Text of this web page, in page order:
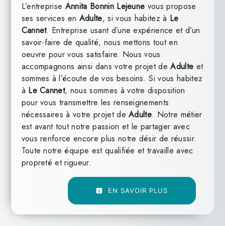
L’entreprise Annita Bonnin Lejeune vous propose
ses services en Adulte, si vous habitez à Le
Cannet. Entreprise usant d’une expérience et d’un
savoir-faire de qualité, nous mettons tout en
oeuvre pour vous satisfaire. Nous vous
accompagnons ainsi dans votre projet deAdulte et
sommes à l’écoute de vos besoins. Si vous habitez
à Le Cannet, nous sommes à votre disposition
pour vous transmettre les renseignements
nécessaires à votre projet deAdulte. Notre métier
est avant tout notre passion et le partager avec
vous renforce encore plus notre désir de réussir.
Toute notre équipe est qualifiée et travaille avec
propreté et rigueur.
EN SAVOIR PLUS